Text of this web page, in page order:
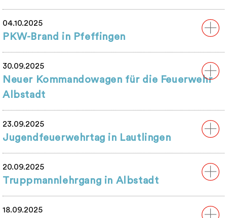
04.10.2025
PKW-Brand in Pfeffingen
30.09.2025
Neuer Kommandowagen für die Feuerwehr
Albstadt
23.09.2025
Jugendfeuerwehrtag in Lautlingen
20.09.2025
Truppmannlehrgang in Albstadt
18.09.2025